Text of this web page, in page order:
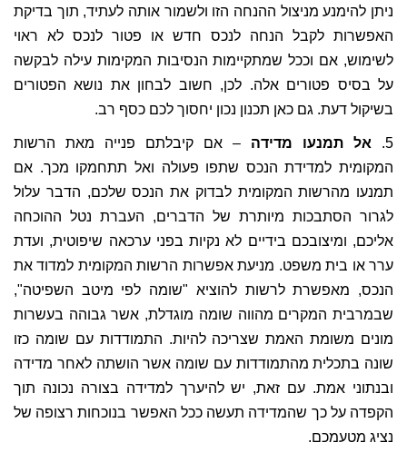
ניתן להימנע מניצול ההנחה הזו ולשמור אותה לעתיד, תוך בדיקת
האפשרות לקבל הנחה לנכס חדש או פטור לנכס לא ראוי
לשימוש, אם וככל שמתקיימות הנסיבות המקימות עילה לבקשה
על בסיס פטורים אלה. לכן, חשוב לבחון את נושא הפטורים
בשיקול דעת. גם כאן תכנון נכון יחסוך לכם כסף רב.
5. אל תמנעו מדידה – אם קיבלתם פנייה מאת הרשות
המקומית למדידת הנכס שתפו פעולה ואל תתחמקו מכך. אם
תמנעו מהרשות המקומית לבדוק את הנכס שלכם, הדבר עלול
לגרור הסתבכות מיותרת של הדברים, העברת נטל ההוכחה
אליכם, ומיצובכם בידיים לא נקיות בפני ערכאה שיפוטית, ועדת
ערר או בית משפט. מניעת אפשרות הרשות המקומית למדוד את
הנכס, מאפשרת לרשות להוציא "שומה לפי מיטב השפיטה",
שבמרבית המקרים מהווה שומה מוגדלת, אשר גבוהה בעשרות
מונים משומת האמת שצריכה להיות. התמודדות עם שומה כזו
שונה בתכלית מהתמודדות עם שומה אשר הושתה לאחר מדידה
ובנתוני אמת. עם זאת, יש להיערך למדידה בצורה נכונה תוך
הקפדה על כך שהמדידה תעשה ככל האפשר בנוכחות רצופה של
נציג מטעמכם.